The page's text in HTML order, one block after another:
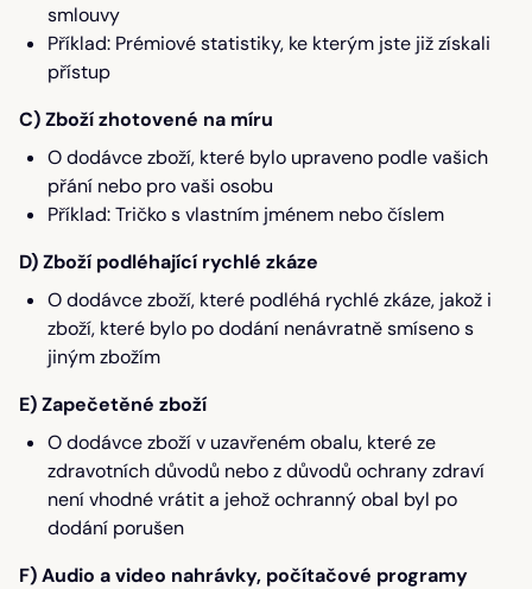
smlouvy
Příklad: Prémiové statistiky, ke kterým jste již získali
přístup
C) Zboží zhotovené na míru
O dodávce zboží, které bylo upraveno podle vašich
přání nebo pro vaši osobu
Příklad: Tričko s vlastním jménem nebo číslem
D) Zboží podléhající rychlé zkáze
O dodávce zboží, které podléhá rychlé zkáze, jakož i
zboží, které bylo po dodání nenávratně smíseno s
jiným zbožím
E) Zapečetěné zboží
O dodávce zboží v uzavřeném obalu, které ze
zdravotních důvodů nebo z důvodů ochrany zdraví
není vhodné vrátit a jehož ochranný obal byl po
dodání porušen
F) Audio a video nahrávky, počítačové programy